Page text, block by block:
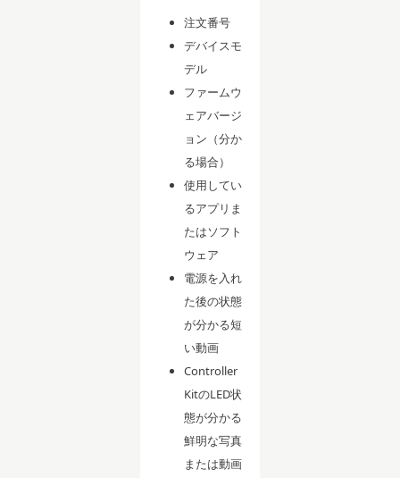
注文番号
デバイスモ
デル
ファームウ
ェアバージ
ョン（分か
る場合）
使用してい
るアプリま
たはソフト
ウェア
電源を入れ
た後の状態
が分かる短
い動画
Controller
KitのLED状
態が分かる
鮮明な写真
または動画